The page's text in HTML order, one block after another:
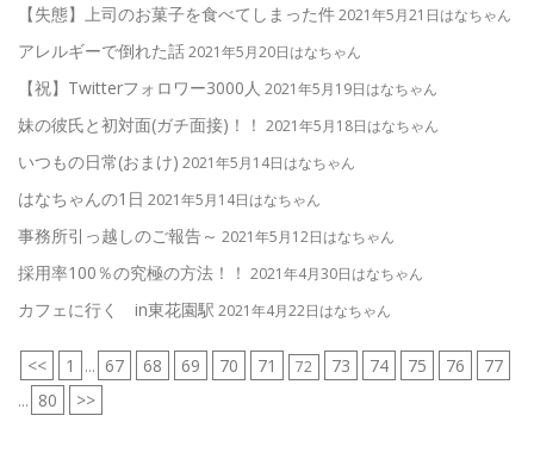
【失態】上司のお菓子を食べてしまった件2021年5月21日はなちゃん
アレルギーで倒れた話2021年5月20日はなちゃん
【祝】Twitterフォロワー3000人 2021年5月19日はなちゃん
妹の彼氏と初対面(ガチ面接)！！ 2021年5月18日はなちゃん
いつもの日常(おまけ) 2021年5月14日はなちゃん
はなちゃんの1日 2021年5月14日はなちゃん
事務所引っ越しのご報告～ 2021年5月12日はなちゃん
採用率100％の究極の方法！！ 2021年4月30日はなちゃん
カフェに行く in東花園駅 2021年4月22日はなちゃん
<< 1 ... 67 68 69 70 71 72 73 74 75 76 77
... 80 >>